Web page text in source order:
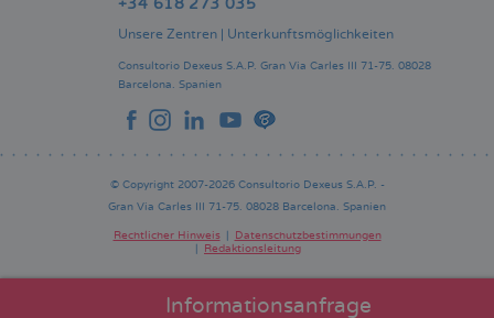
Informationsanfrage
Unsere Zentren | Unterkunftsmöglichkeiten
Consultorio Dexeus S.A.P. Gran Via Carles III 71-75. 08028
Barcelona. Spanien
© Copyright 2007-2026 Consultorio Dexeus S.A.P. -
Gran Via Carles III 71-75. 08028 Barcelona. Spanien
de
Rechtlicher Hinweis
Datenschutzbestimmungen
Redaktionsleitung